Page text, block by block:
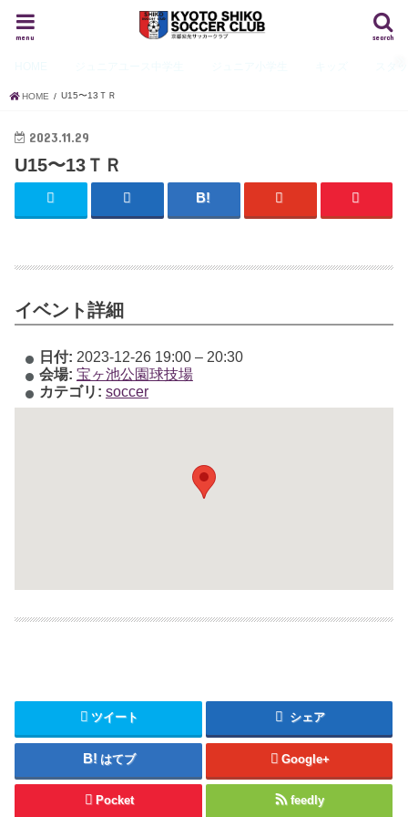
search
menu
HOME U15〜13ＴＲ
2023.11.29
U15〜13ＴＲ
イベント詳細
日付: 2023-12-26 19:00– 20:30
会場: 宝ヶ池公園球技場
カテゴリ: soccer
ツイート シェア
はてブ Google+
Pocket feedly